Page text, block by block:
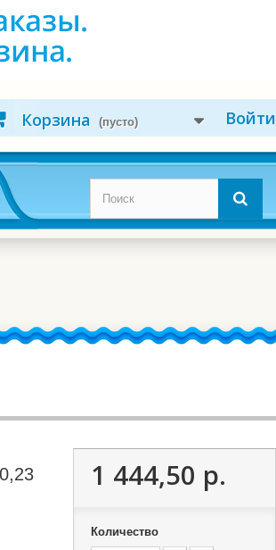
Войти
Корзина (пусто)
1 444,50 р.
Количество